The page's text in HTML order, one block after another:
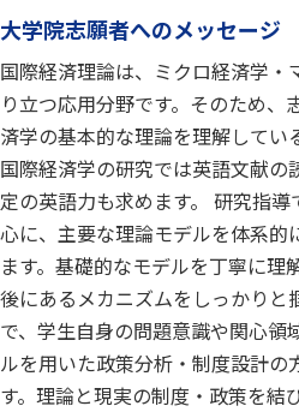
大学院志願者へのメッセージ
国際経済理論は、ミクロ経済学
り立つ応用分野です。そのため、
済学の基本的な理論を理解してい
国際経済学の研究では英語文献
定の英語力も求めます。 研究指
心に、主要な理論モデルを体系的
ます。基礎的なモデルを丁寧に理
後にあるメカニズムをしっかりと
で、学生自身の問題意識や関心領
ルを用いた政策分析・制度設計の
す。理論と現実の制度・政策を結